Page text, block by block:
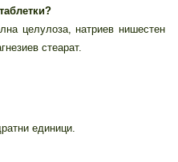
целулоза, натриев нишестен
стеарат.
единици.